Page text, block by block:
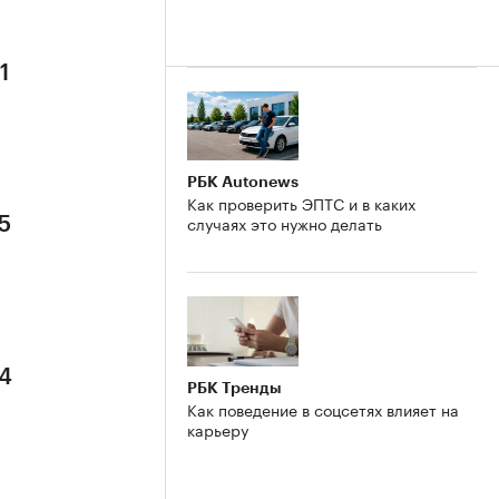
РБК Autonews
Как проверить ЭПТС и в каких
случаях это нужно делать
РБК Тренды
Как поведение в соцсетях влияет на
карьеру